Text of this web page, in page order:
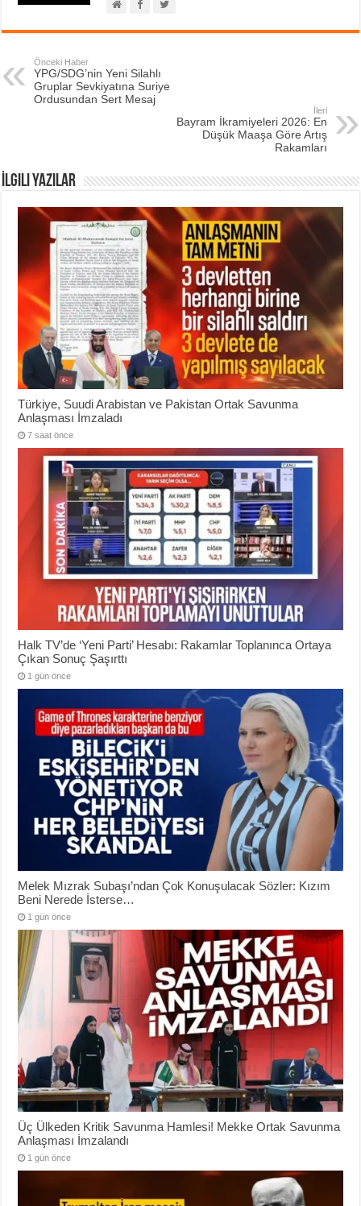
Önceki Haber
YPG/SDG’nin Yeni Silahlı
Gruplar Sevkiyatına Suriye
Ordusundan Sert Mesaj
İleri
Bayram İkramiyeleri 2026: En
Düşük Maaşa Göre Artış
Rakamları
İlgili Yazılar
Türkiye, Suudi Arabistan ve Pakistan Ortak Savunma
Anlaşması İmzaladı
7 saat önce
Halk TV’de ‘Yeni Parti’ Hesabı: Rakamlar Toplanınca Ortaya
Çıkan Sonuç Şaşırttı
1 gün önce
Melek Mızrak Subaşı’ndan Çok Konuşulacak Sözler: Kızım
Beni Nerede İsterse…
1 gün önce
Üç Ülkeden Kritik Savunma Hamlesi! Mekke Ortak Savunma
Anlaşması İmzalandı
1 gün önce